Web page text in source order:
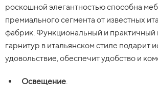
роскошной элегантностью способна
премиального сегмента от известных
фабрик. Функциональный и практичный
гарнитур в итальянском стиле подарит
удовольствие, обеспечит удобство и
Освещение.